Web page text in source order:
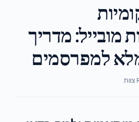
מובייל: מדריך
למפרסמים